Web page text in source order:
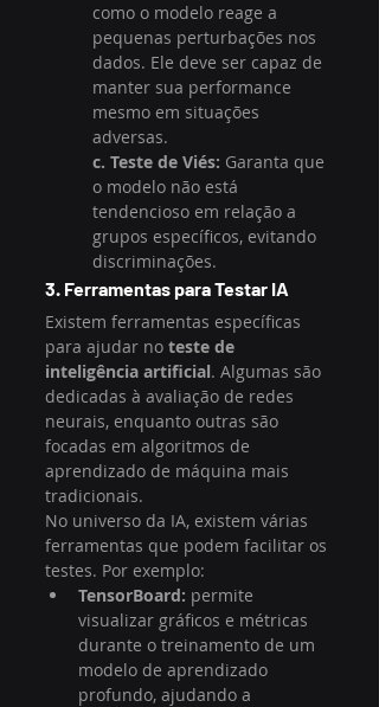
como o modelo reage a
pequenas perturbações nos
dados. Ele deve ser capaz de
manter sua performance
mesmo em situações
adversas.
c. Teste de Viés: Garanta que
o modelo não está
tendencioso em relação a
grupos específicos, evitando
discriminações.
3. Ferramentas para Testar IA
Existem ferramentas específicas
para ajudar no teste de
inteligência artificial. Algumas são
dedicadas à avaliação de redes
neurais, enquanto outras são
focadas em algoritmos de
aprendizado de máquina mais
tradicionais.
No universo da IA, existem várias
ferramentas que podem facilitar os
testes. Por exemplo:
TensorBoard: permite
visualizar gráficos e métricas
durante o treinamento de um
modelo de aprendizado
profundo, ajudando a